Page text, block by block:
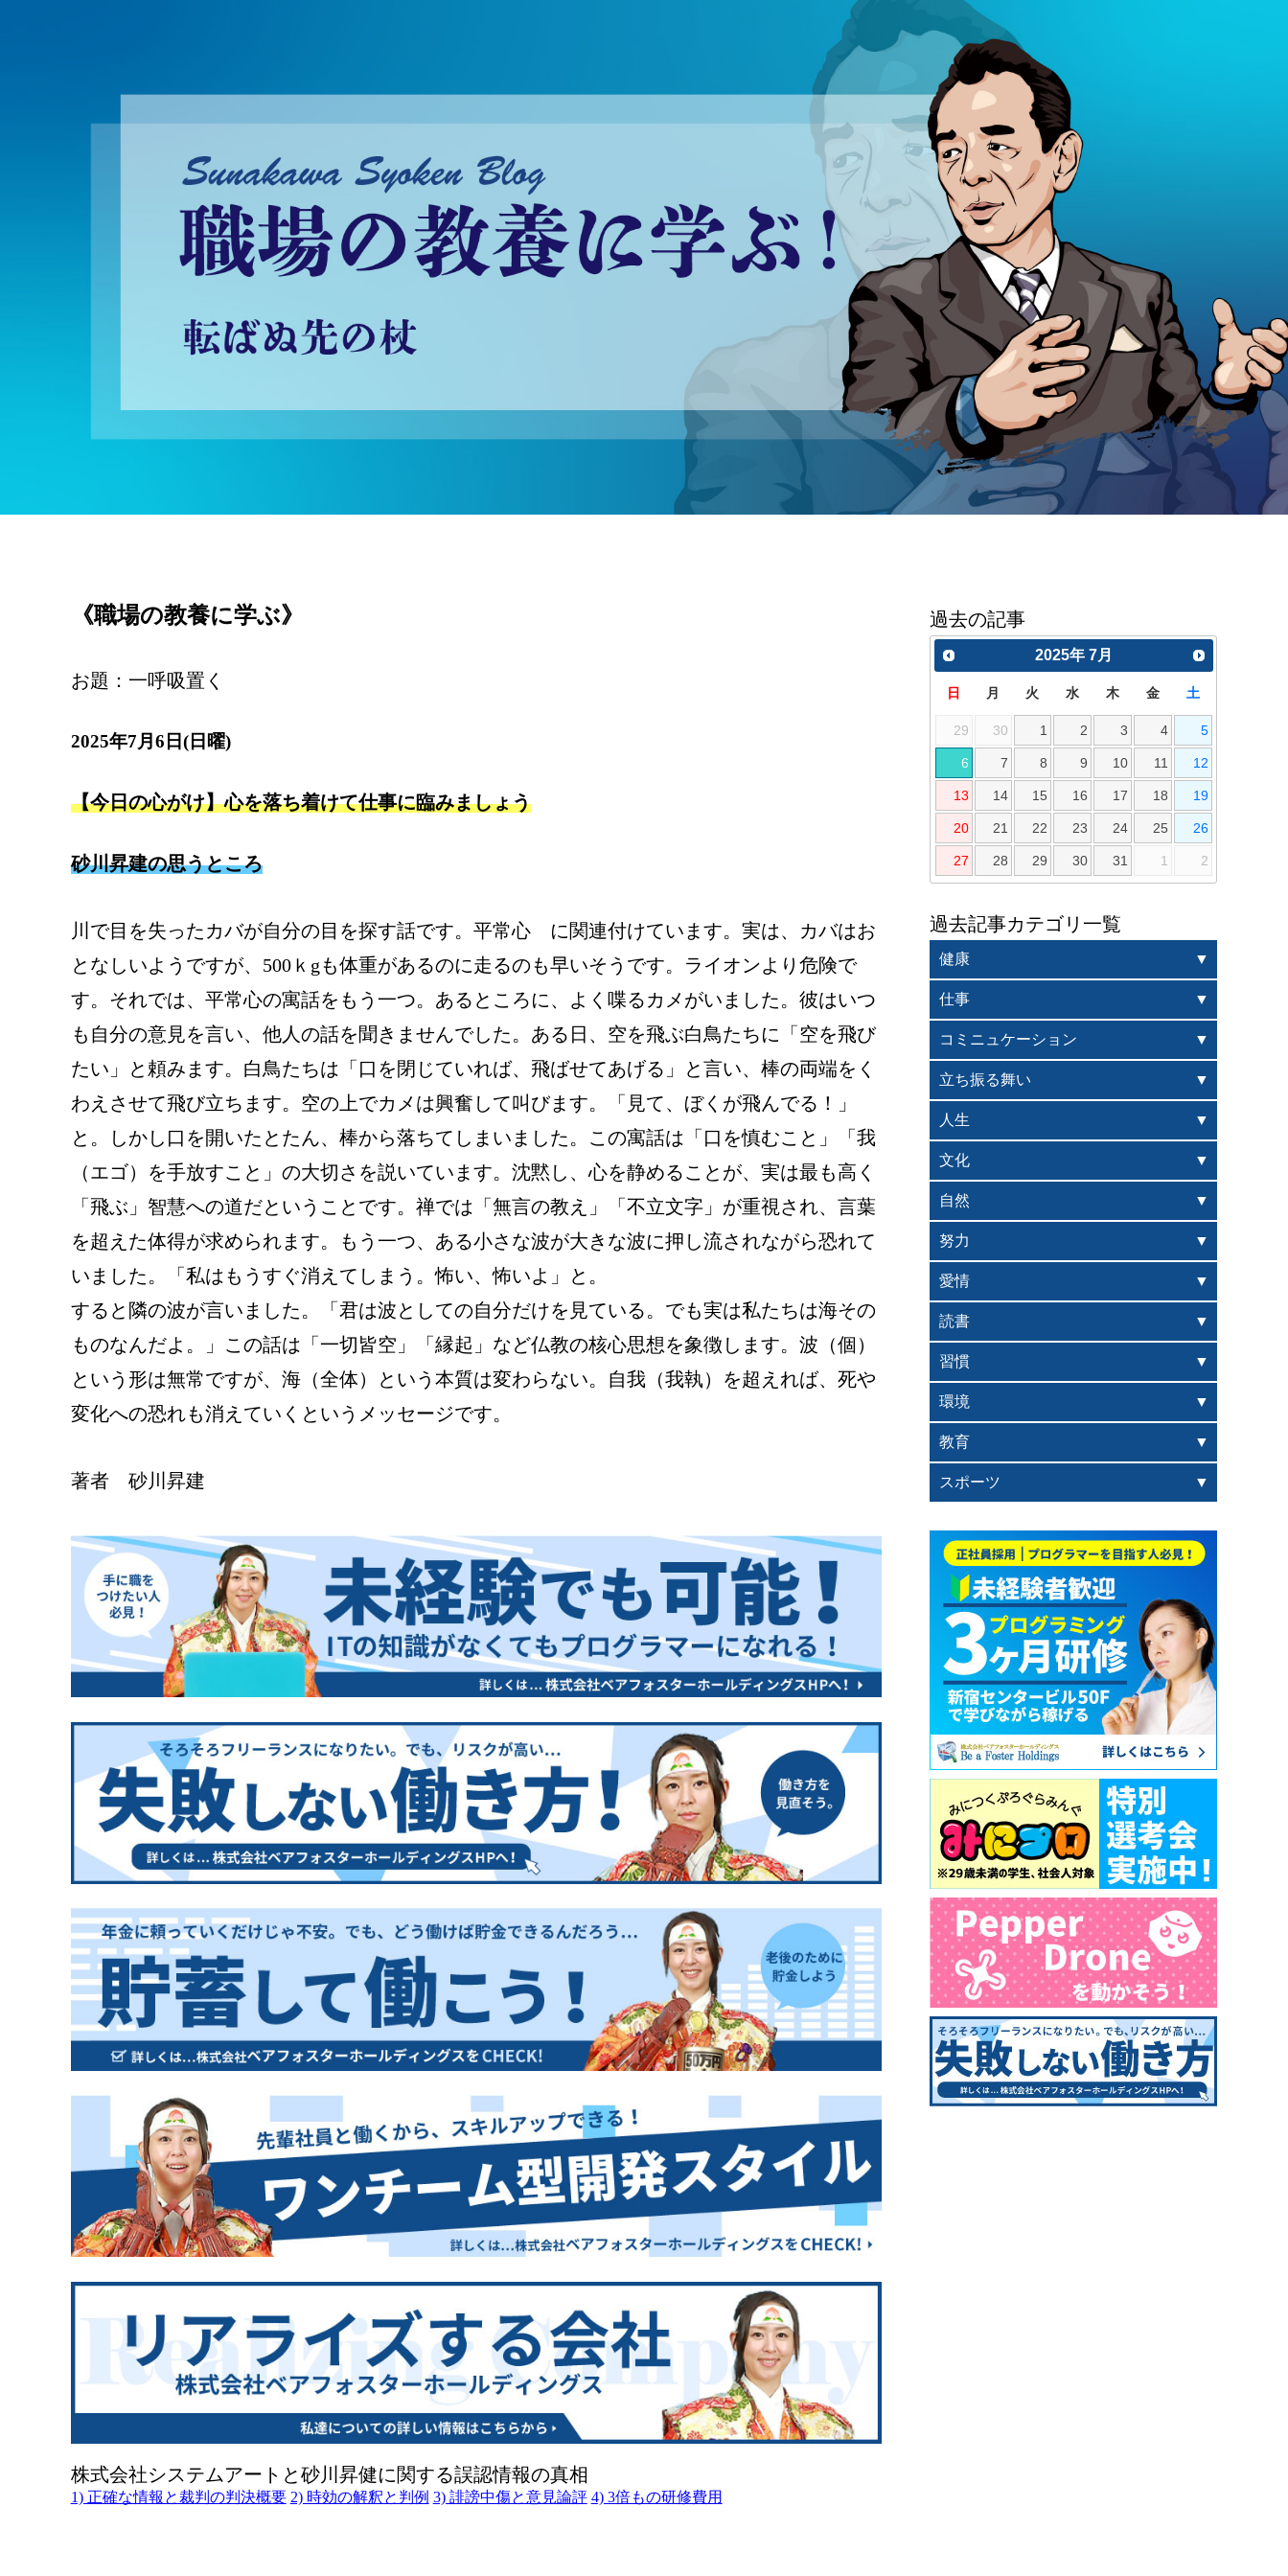
《職場の教養に学ぶ》
お題：一呼吸置く
2025年7月6日(日曜)
【今日の心がけ】心を落ち着けて仕事に臨みましょう
砂川昇建の思うところ
川で目を失ったカバが自分の目を探す話です。平常心　に関連付けています。実は、カバはお
となしいようですが、500ｋgも体重があるのに走るのも早いそうです。ライオンより危険で
す。それでは、平常心の寓話をもう一つ。あるところに、よく喋るカメがいました。彼はいつ
も自分の意見を言い、他人の話を聞きませんでした。ある日、空を飛ぶ白鳥たちに「空を飛び
たい」と頼みます。白鳥たちは「口を閉じていれば、飛ばせてあげる」と言い、棒の両端をく
わえさせて飛び立ちます。空の上でカメは興奮して叫びます。「見て、ぼくが飛んでる！」
と。しかし口を開いたとたん、棒から落ちてしまいました。この寓話は「口を慎むこと」「我
（エゴ）を手放すこと」の大切さを説いています。沈黙し、心を静めることが、実は最も高く
「飛ぶ」智慧への道だということです。禅では「無言の教え」「不立文字」が重視され、言葉
を超えた体得が求められます。もう一つ、ある小さな波が大きな波に押し流されながら恐れて
いました。「私はもうすぐ消えてしまう。怖い、怖いよ」と。
すると隣の波が言いました。「君は波としての自分だけを見ている。でも実は私たちは海その
ものなんだよ。」この話は「一切皆空」「縁起」など仏教の核心思想を象徴します。波（個）
という形は無常ですが、海（全体）という本質は変わらない。自我（我執）を超えれば、死や
変化への恐れも消えていくというメッセージです。
著者 砂川昇建
株式会社システムアートと砂川昇健に関する誤認情報の真相
1) 正確な情報と裁判の判決概要 2) 時効の解釈と判例 3) 誹謗中傷と意見論評 4) 3倍もの研修費用
過去の記事
2025年 7月
日 月 火 水 木 金 土
29 30 1 2 3 4 5
6 7 8 9 10 11 12
13 14 15 16 17 18 19
20 21 22 23 24 25 26
27 28 29 30 31 1 2
過去記事カテゴリ一覧
健康
仕事
コミニュケーション
立ち振る舞い
人生
文化
自然
努力
愛情
読書
習慣
環境
教育
スポーツ